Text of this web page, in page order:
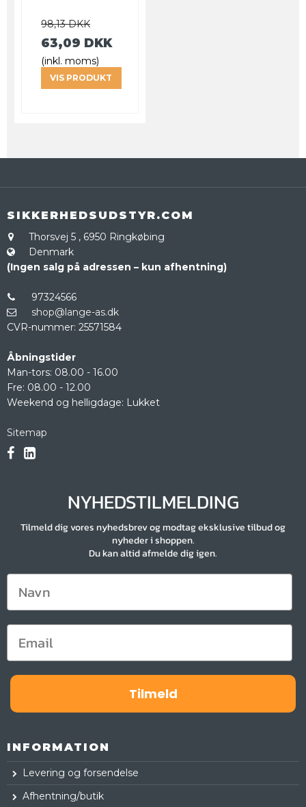
98,13 DKK
63,09 DKK
(inkl. moms)
VIS PRODUKT
SIKKERHEDSUDSTYR.COM
Thorsvej 5 , 6950 Ringkøbing
Denmark
(Ingen salg på adressen – kun afhentning)
97324566
shop@lange-as.dk
CVR-nummer: 25571584
Åbningstider
Man-tors: 08.00 - 16.00
Fre: 08.00 - 12.00
Weekend og helligdage: Lukket
Sitemap
NYHEDSTILMELDING
Tilmeld dig vores nyhedsbrev og modtag eksklusive tilbud og
nyheder i shoppen.
Du kan altid afmelde dig igen.
Tilmeld
INFORMATION
Levering og forsendelse
Afhentning/butik